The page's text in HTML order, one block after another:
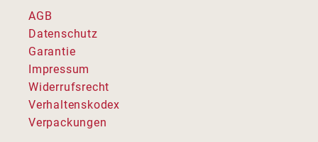
AGB
Datenschutz
Garantie
Impressum
Widerrufsrecht
Verhaltenskodex
Verpackungen